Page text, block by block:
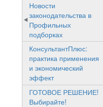
Новости
законодательства в
Профильных
подборках
КонсультантПлюс:
практика применения
и экономический
эффект
ГОТОВОЕ РЕШЕНИЕ!
Выбирайте!